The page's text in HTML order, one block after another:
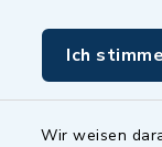
Ich
Wir weisen
inixmedia